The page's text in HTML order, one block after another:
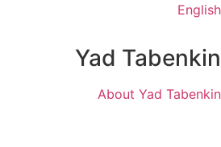
English
Yad Tabenkin
About Yad Tabenkin